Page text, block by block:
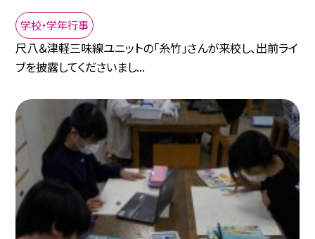
学校・学年行事
尺八＆津軽三味線ユニットの「糸竹」さんが来校し、出前ライ
ブを披露してくださいまし...